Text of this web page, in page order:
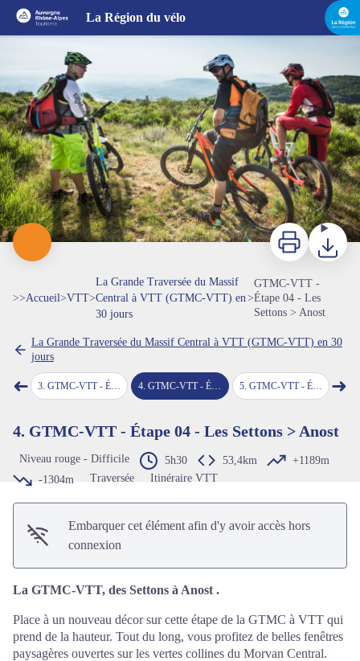
La Région du vélo
Sur la GTMC-VTT - Olivier Octobre / GTMC-VTT
Voir l'image en plein écran
Imprimer
>>Accueil>VTT>
La Grande Traversée du Massif
Central à VTT (GTMC-VTT) en
30 jours
>
GTMC-VTT -
Étape 04 - Les
Settons > Anost
La Grande Traversée du Massif Central à VTT (GTMC-VTT) en 30
jours
➜Étape précédente
3 GTMC-VTT - Étape 03 - Saulieu > Les Settons 4 .GTMC-VTT - Étape 04 - Les Settons > Anost 5. GTMC-VTT - Étape 05 - Anost > La Grande-Verrière 6.
➜
4. GTMC-VTT - Étape 04 - Les Settons > Anost
Niveau rouge - Difficile 5h30 53,4km
+1189m
-1304m
Traversée Itinéraire VTT
Embarquer cet élément afin d'y avoir accès hors
connexion
La GTMC-VTT, des Settons à Anost .
Place à un nouveau décor sur cette étape de la GTMC à VTT qui
prend de la hauteur. Tout du long, vous profitez de belles fenêtres
paysagères ouvertes sur les vertes collines du Morvan Central.